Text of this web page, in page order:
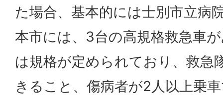
た場合、基本的には士別市立病
本市には、3台の高規格救急車
は規格が定められており、救急
きること、傷病者が2人以上乗